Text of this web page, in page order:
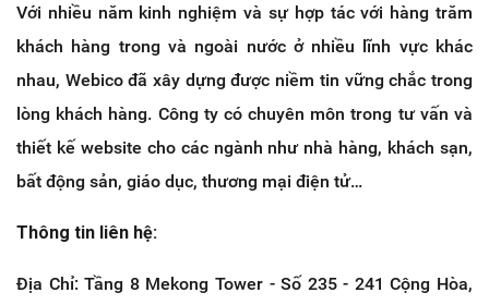
Với nhiều năm kinh nghiệm và sự hợp tác với hàng trăm
khách hàng trong và ngoài nước ở nhiều lĩnh vực khác
nhau, Webico đã xây dựng được niềm tin vững chắc trong
lòng khách hàng. Công ty có chuyên môn trong tư vấn và
thiết kế website cho các ngành như nhà hàng, khách sạn,
bất động sản, giáo dục, thương mại điện tử…
Thông tin liên hệ:
Địa Chỉ: Tầng 8 Mekong Tower - Số 235 - 241 Cộng Hòa,